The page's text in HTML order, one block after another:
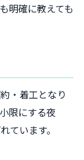
明確に教えても
・着工となり
限にする夜
ています。